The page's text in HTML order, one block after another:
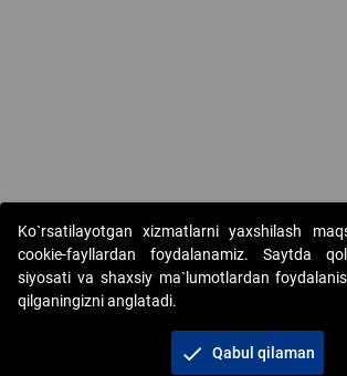
Copyright © 2017-2026. "Elektron onlayn-
tashkil etish" AJ. Barcha huquqlar himoyalangan
Ko`rsatilayotgan xizmatlarni yaxshilash
cookie-fayllardan foydalanamiz. Saytda
siyosati va shaxsiy ma`lumotlardan
qilganingizni anglatadi.
check Qabul qilaman